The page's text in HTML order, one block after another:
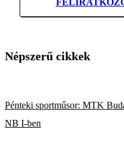
Népszerű cikkek
Pénteki sportműsor: MTK
NB I-ben